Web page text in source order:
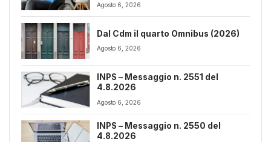
Agosto 6, 2026
Dal Cdm il quarto Omnibus (2026)
Agosto 6, 2026
INPS – Messaggio n. 2551 del
4.8.2026
Agosto 6, 2026
INPS – Messaggio n. 2550 del
4.8.2026